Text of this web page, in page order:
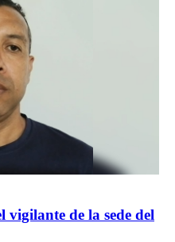
vigilante de la sede del